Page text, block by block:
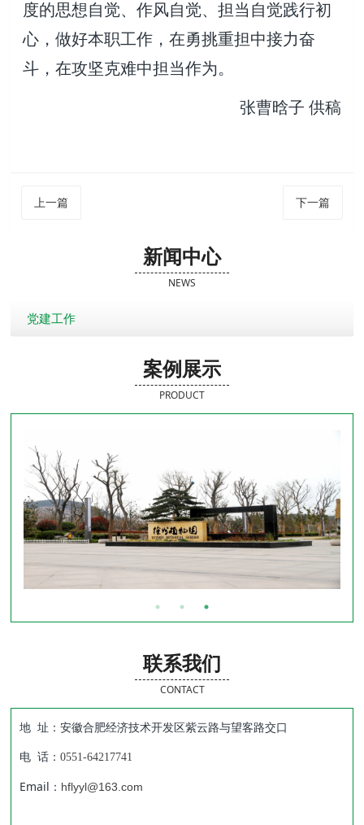
度的思想自觉、作风自觉、担当自觉践行初
心，做好本职工作，在勇挑重担中接力奋
斗，在攻坚克难中担当作为。
张曹晗子 供稿
上一篇 下一篇
新闻中心
NEWS
党建工作
案例展示
PRODUCT
联系我们
CONTACT
地 址：安徽合肥经济技术开发区紫云路与望客路交口
电 话：0551-64217741
Email： hflyyl@163.com